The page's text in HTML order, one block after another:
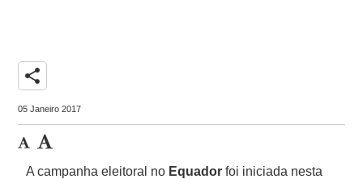
share
05 Janeiro 2017
A campanha eleitoral no Equador foi iniciada nesta